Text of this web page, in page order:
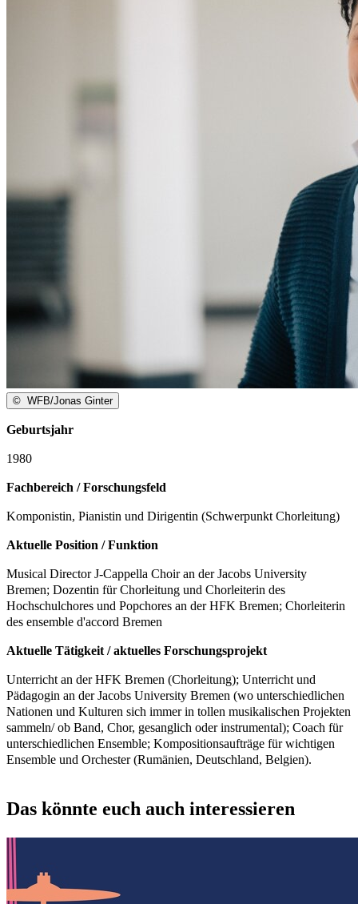
© WFB/Jonas Ginter
Geburtsjahr
1980
Fachbereich / Forschungsfeld
Komponistin, Pianistin und Dirigentin (Schwerpunkt Chorleitung)
Aktuelle Position / Funktion
Musical Director J-Cappella Choir an der Jacobs University
Bremen; Dozentin für Chorleitung und Chorleiterin des
Hochschulchores und Popchores an der HFK Bremen; Chorleiterin
des ensemble d'accord Bremen
Aktuelle Tätigkeit / aktuelles Forschungsprojekt
Unterricht an der HFK Bremen (Chorleitung); Unterricht und
Pädagogin an der Jacobs University Bremen (wo unterschiedlichen
Nationen und Kulturen sich immer in tollen musikalischen Projekten
sammeln/ ob Band, Chor, gesanglich oder instrumental); Coach für
unterschiedlichen Ensemble; Kompositionsaufträge für wichtigen
Ensemble und Orchester (Rumänien, Deutschland, Belgien).
Das könnte euch auch interessieren